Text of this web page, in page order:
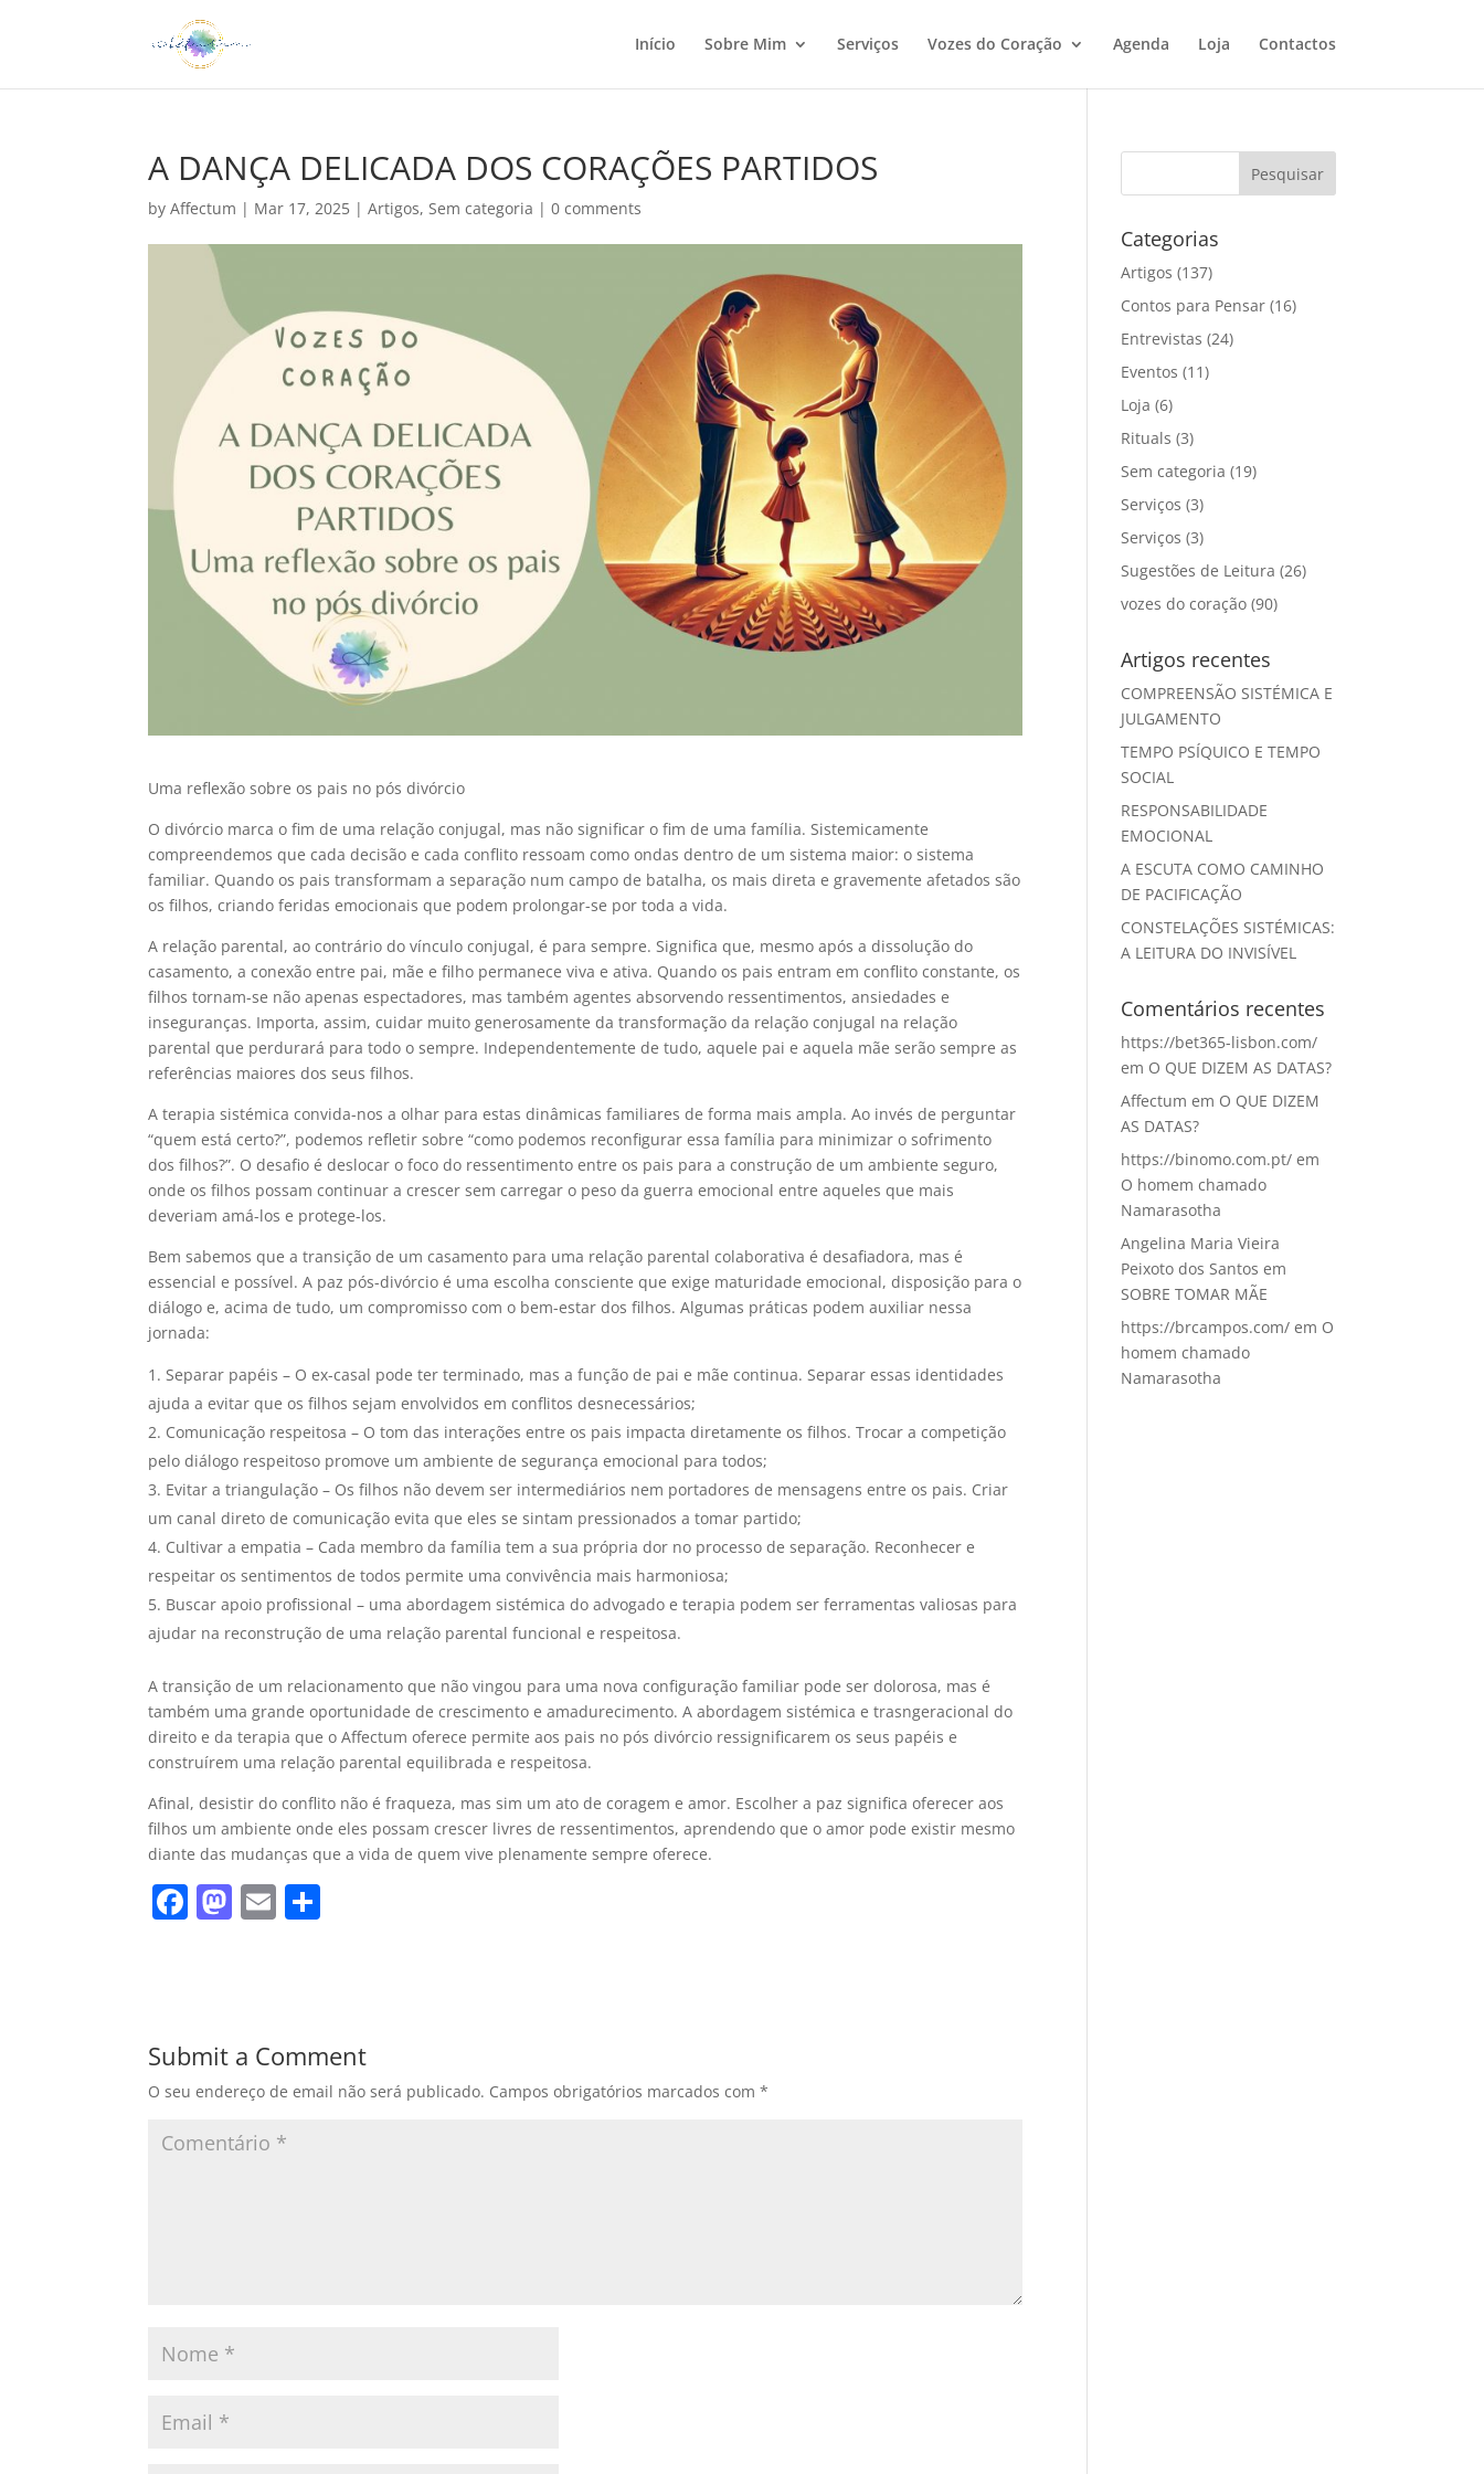
Início Sobre Mim Serviços Vozes do Coração Agenda Loja Contactos
A DANÇA DELICADA DOS CORAÇÕES PARTIDOS
byAffectum | Mar 17, 2025 |Artigos,Sem categoria |0 comments
Uma reflexão sobre os pais no pós divórcio
O divórcio marca o fim de uma relação conjugal, mas não significar o fim de uma família. Sistemicamente
compreendemos que cada decisão e cada conflito ressoam como ondas dentro de um sistema maior: o sistema
familiar. Quando os pais transformam a separação num campo de batalha, os mais direta e gravemente afetados são
os filhos, criando feridas emocionais que podem prolongar-se por toda a vida.
A relação parental, ao contrário do vínculo conjugal, é para sempre. Significa que, mesmo após a dissolução do
casamento, a conexão entre pai, mãe e filho permanece viva e ativa. Quando os pais entram em conflito constante, os
filhos tornam-se não apenas espectadores, mas também agentes absorvendo ressentimentos, ansiedades e
inseguranças. Importa, assim, cuidar muito generosamente da transformação da relação conjugal na relação
parental que perdurará para todo o sempre. Independentemente de tudo, aquele pai e aquela mãe serão sempre as
referências maiores dos seus filhos.
A terapia sistémica convida-nos a olhar para estas dinâmicas familiares de forma mais ampla. Ao invés de perguntar
“quem está certo?”, podemos refletir sobre “como podemos reconfigurar essa família para minimizar o sofrimento
dos filhos?”. O desafio é deslocar o foco do ressentimento entre os pais para a construção de um ambiente seguro,
onde os filhos possam continuar a crescer sem carregar o peso da guerra emocional entre aqueles que mais
deveriam amá-los e protege-los.
Bem sabemos que a transição de um casamento para uma relação parental colaborativa é desafiadora, mas é
essencial e possível. A paz pós-divórcio é uma escolha consciente que exige maturidade emocional, disposição para o
diálogo e, acima de tudo, um compromisso com o bem-estar dos filhos. Algumas práticas podem auxiliar nessa
jornada:
Separar papéis – O ex-casal pode ter terminado, mas a função de pai e mãe continua. Separar essas identidades
ajuda a evitar que os filhos sejam envolvidos em conflitos desnecessários;
Comunicação respeitosa – O tom das interações entre os pais impacta diretamente os filhos. Trocar a competição
pelo diálogo respeitoso promove um ambiente de segurança emocional para todos;
Evitar a triangulação – Os filhos não devem ser intermediários nem portadores de mensagens entre os pais. Criar
um canal direto de comunicação evita que eles se sintam pressionados a tomar partido;
Cultivar a empatia – Cada membro da família tem a sua própria dor no processo de separação. Reconhecer e
respeitar os sentimentos de todos permite uma convivência mais harmoniosa;
Buscar apoio profissional – uma abordagem sistémica do advogado e terapia podem ser ferramentas valiosas para
ajudar na reconstrução de uma relação parental funcional e respeitosa.
A transição de um relacionamento que não vingou para uma nova configuração familiar pode ser dolorosa, mas é
também uma grande oportunidade de crescimento e amadurecimento. A abordagem sistémica e trasngeracional do
direito e da terapia que o Affectum oferece permite aos pais no pós divórcio ressignificarem os seus papéis e
construírem uma relação parental equilibrada e respeitosa.
Afinal, desistir do conflito não é fraqueza, mas sim um ato de coragem e amor. Escolher a paz significa oferecer aos
filhos um ambiente onde eles possam crescer livres de ressentimentos, aprendendo que o amor pode existir mesmo
diante das mudanças que a vida de quem vive plenamente sempre oferece.
F
b
o
o
k
M
d
o
n
E
Submit a Comment
O seu endereço de email não será publicado. Campos obrigatórios marcados com*
Categorias
Artigos (137)
Contos para Pensar (16)
Entrevistas (24)
Eventos (11)
Loja (6)
Rituals (3)
Sem categoria (19)
Serviços (3)
Serviços (3)
Sugestões de Leitura (26)
vozes do coração (90)
Artigos recentes
COMPREENSÃO SISTÉMICA E
JULGAMENTO
TEMPO PSÍQUICO E TEMPO
SOCIAL
RESPONSABILIDADE
EMOCIONAL
A ESCUTA COMO CAMINHO
DE PACIFICAÇÃO
CONSTELAÇÕES SISTÉMICAS:
A LEITURA DO INVISÍVEL
Comentários recentes
https://bet365-lisbon.com/
em O QUE DIZEM AS DATAS?
Affectum em O QUE DIZEM
AS DATAS?
https://binomo.com.pt/ em
O homem chamado
Namarasotha
Angelina Maria Vieira
Peixoto dos Santos em
SOBRE TOMAR MÃE
https://brcampos.com/ em O
homem chamado
Namarasotha